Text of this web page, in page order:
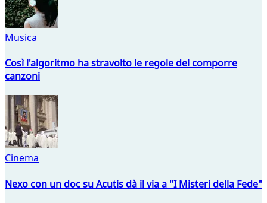
Musica
Così l'algoritmo ha stravolto le regole del comporre
canzoni
Cinema
Nexo con un doc su Acutis dà il via a "I Misteri della Fede"